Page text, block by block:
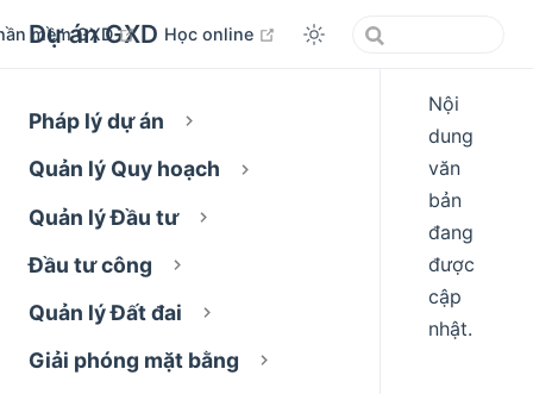
Dự án GXD
mềm GXD open in new window
Học online open in new window
Pháp lý dự án
Quản lý Quy hoạch
Quản lý Đầu tư
Đầu tư công
Quản lý Đất đai
Giải phóng mặt bằng
Nội
dung
văn
bản
đang
được
cập
nhật.